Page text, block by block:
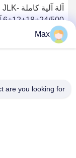
آلة آلية كاملة JLK-
التشنج الصلب
Max
are you looking for?